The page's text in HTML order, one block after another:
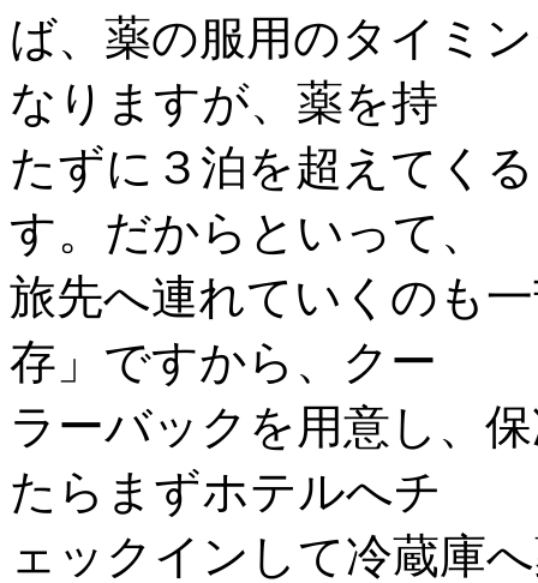
ば、薬の服用のタイミ
なりますが、薬を持
たずに３泊を超えてく
す。だからといって、
旅先へ連れていくのも
存」ですから、クー
ラーバックを用意し、
たらまずホテルへチ
ェックインして冷蔵庫